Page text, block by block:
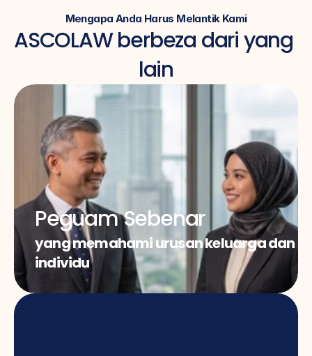
Mengapa Anda Harus Melantik Kami
ASCOLAW berbeza dari yang
lain
Peguam Sebenar
yang memahami urusan keluarga dan
individu